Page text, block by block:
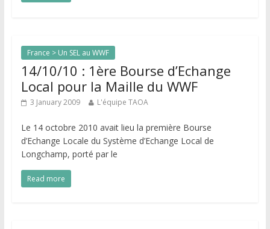
France > Un SEL au WWF
14/10/10 : 1ère Bourse d’Echange
Local pour la Maille du WWF
3 January 2009 L'équipe TAOA
Le 14 octobre 2010 avait lieu la première Bourse
d’Echange Locale du Système d’Echange Local de
Longchamp, porté par le
Read more